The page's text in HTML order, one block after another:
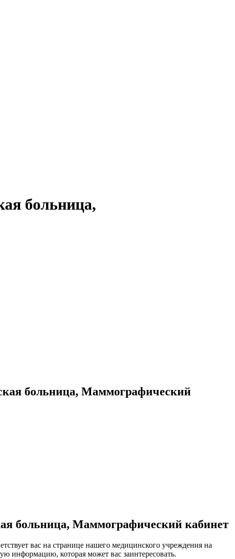
больница,
больница, Маммографический
больница, Маммографический кабинет
вас на странице нашего медицинского учреждения на
информацию, которая может вас заинтересовать.